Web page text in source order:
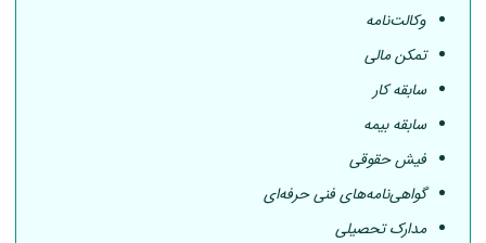
وکالت‌نامه
تمکن مالی
سابقه کار
سابقه بیمه
فیش حقوقی
گواهی‌نامه‌های فنی حرفه‌ای
مدارک تحصیلی